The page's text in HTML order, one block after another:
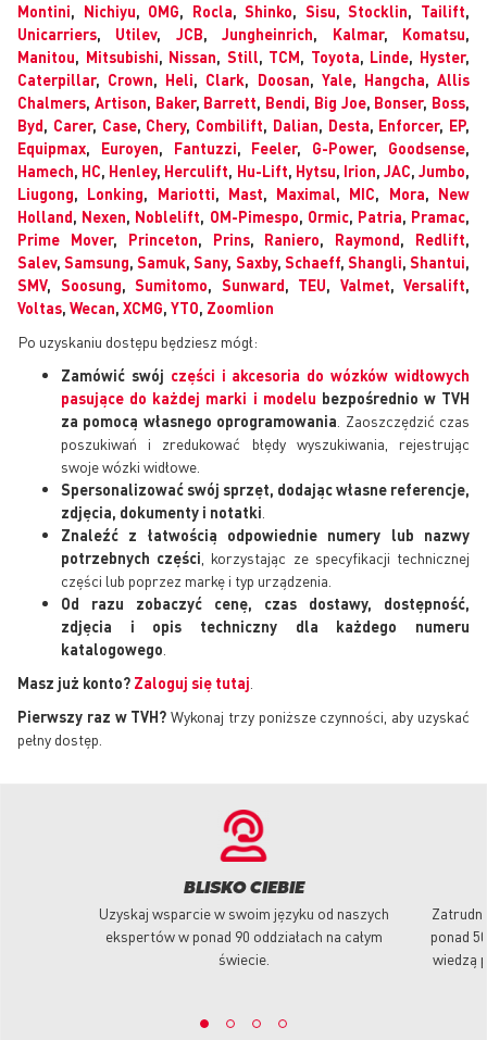
Montini, Nichiyu, OMG, Rocla,Shinko, Sisu,Stocklin, Tailift,
Unicarriers, Utilev, JCB,Jungheinrich, Kalmar, Komatsu,
Manitou, Mitsubishi, Nissan, Still, TCM, Toyota, Linde, Hyster,
Caterpillar, Crown, Heli, Clark, Doosan, Yale, Hangcha,Allis
Chalmers, Artison, Baker, Barrett, Bendi, Big Joe, Bonser, Boss,
Byd, Carer, Case, Chery, Combilift, Dalian, Desta, Enforcer, EP,
Equipmax, Euroyen, Fantuzzi, Feeler, G-Power, Goodsense,
Hamech, HC, Henley, Herculift, Hu-Lift, Hytsu, Irion, JAC, Jumbo,
Liugong, Lonking, Mariotti, Mast, Maximal, MIC, Mora, New
Holland, Nexen, Noblelift, OM-Pimespo, Ormic, Patria, Pramac,
Prime Mover, Princeton, Prins, Raniero, Raymond, Redlift,
Salev,Samsung,Samuk,Sany, Saxby, Schaeff, Shangli,Shantui,
SMV, Soosung, Sumitomo, Sunward, TEU, Valmet, Versalift,
Voltas, Wecan, XCMG, YTO, Zoomlion
Po uzyskaniu dostępu będziesz mógł:
Zamówić swój części i akcesoria do wózków widłowych
pasujące do każdej marki i modelu bezpośrednio w TVH
za pomocą własnego oprogramowania . Zaoszczędzić czas
poszukiwań i zredukować błędy wyszukiwania, rejestrując
swoje wózki widłowe.
Spersonalizować swój sprzęt, dodając własne referencje,
zdjęcia, dokumenty i notatki
Znaleźć z łatwością odpowiednie numery lub nazwy
potrzebnych części , korzystając ze specyfikacji technicznej
części lub poprzez markę i typ urządzenia.
Od razu zobaczyć cenę, czas dostawy, dostępność,
zdjęcia i opis techniczny dla każdego numeru
katalogowego
Masz już konto? Zaloguj się tutaj
Pierwszy raz w TVH? Wykonaj trzy poniższe czynności, aby uzyskać
pełny dostęp.
BLISKO CIEBIE
Uzyskaj wsparcie w swoim języku od naszych
ekspertów w ponad 90 oddziałach na całym
świecie.
ponad
wiedzą